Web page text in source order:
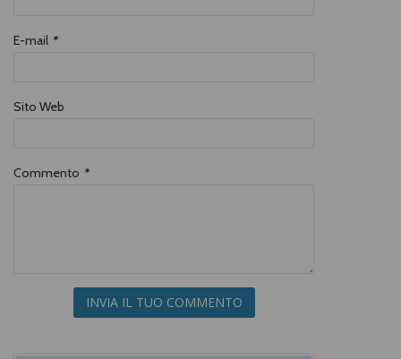
E-mail *
Sito Web
Commento *
INVIA IL TUO COMMENTO